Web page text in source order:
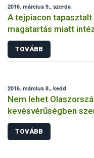
2016. március 9., szerda
A tejpiacon
magatartás miatt
TOVÁBB
2016. március 8., kedd
Nem lehet
kevésvérűségben
TOVÁBB